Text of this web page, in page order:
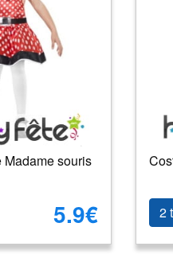
souris
5.9€ 2